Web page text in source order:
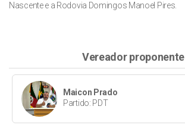
Nascente e a Rodovia Domingos Manoel Pires.
Vereador proponente
Maicon Prado
Partido: PDT